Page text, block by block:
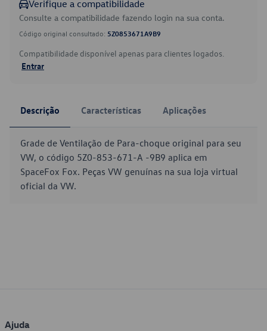
Verifique a compatibilidade
Consulte a compatibilidade fazendo login na sua conta.
Código original consultado: 5Z0853671A9B9
Compatibilidade disponível apenas para clientes logados.
Entrar
Descrição Características Aplicações
Grade de Ventilação de Para-choque original para seu
VW, o código 5Z0-853-671-A -9B9 aplica em
SpaceFox Fox. Peças VW genuínas na sua loja virtual
oficial da VW.
Ajuda